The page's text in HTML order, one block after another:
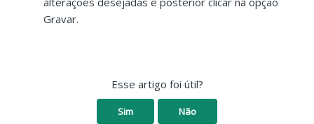
Gravar.
Esse artigo foi útil?
Sim Não